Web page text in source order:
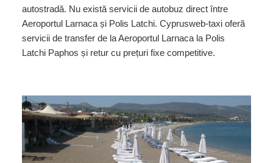
autostradă. Nu există servicii de autobuz direct între
Aeroportul Larnaca și Polis Latchi. Cyprusweb-taxi oferă
servicii de transfer de la Aeroportul Larnaca la Polis
Latchi Paphos și retur cu prețuri fixe competitive.